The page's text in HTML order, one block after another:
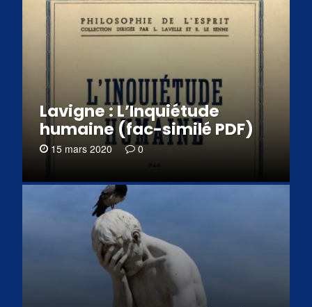
Lavigne : L’Inquiétude
humaine (fac-similé PDF)
15 mars 2020 0